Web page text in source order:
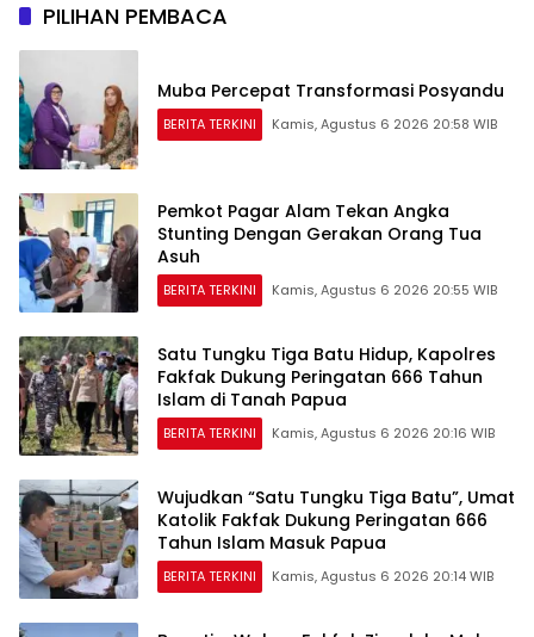
PILIHAN PEMBACA
Muba Percepat Transformasi Posyandu
BERITA TERKINI Kamis, Agustus 6 2026 20:58 WIB
Pemkot Pagar Alam Tekan Angka
Stunting Dengan Gerakan Orang Tua
Asuh
BERITA TERKINI Kamis, Agustus 6 2026 20:55 WIB
Satu Tungku Tiga Batu Hidup, Kapolres
Fakfak Dukung Peringatan 666 Tahun
Islam di Tanah Papua
BERITA TERKINI Kamis, Agustus 6 2026 20:16 WIB
Wujudkan “Satu Tungku Tiga Batu”, Umat
Katolik Fakfak Dukung Peringatan 666
Tahun Islam Masuk Papua
BERITA TERKINI Kamis, Agustus 6 2026 20:14 WIB